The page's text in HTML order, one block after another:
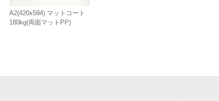
A2(420x594) マットコート
180kg(両面マットPP)